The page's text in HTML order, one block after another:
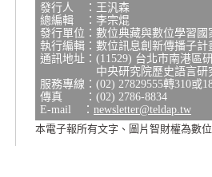
發行人 ：王汎森
總編輯 ：李宗焜
發行單位：數位典藏與數位學習
執行編輯：數位訊息創新傳播子計
通訊地址：(11529) 台北市南港區
中央研究院歷史語言研究
服務專線：(02) 27829555轉310或
傳真 ：(02) 2786-8834
E-mail ： newsletter@teldap.tw
本電子報所有文字、圖片智財權為數